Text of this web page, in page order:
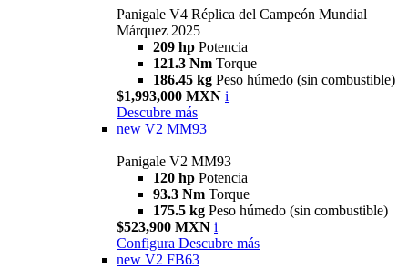
Panigale V4 Réplica del Campeón Mundial
Márquez 2025
209 hp Potencia
121.3 Nm Torque
186.45 kg Peso húmedo (sin combustible)
$1,993,000 MXN i
Descubre más
new V2 MM93
Panigale V2 MM93
120 hp Potencia
93.3 Nm Torque
175.5 kg Peso húmedo (sin combustible)
$523,900 MXN i
Configura Descubre más
new V2 FB63